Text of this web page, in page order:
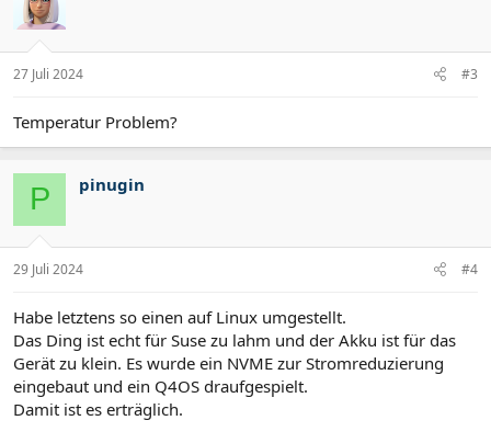
27 Juli 2024 #3
Temperatur Problem?
P pinugin
29 Juli 2024 #4
Habe letztens so einen auf Linux umgestellt.
Das Ding ist echt für Suse zu lahm und der Akku ist für das
Gerät zu klein. Es wurde ein NVME zur Stromreduzierung
eingebaut und ein Q4OS draufgespielt.
Damit ist es erträglich.